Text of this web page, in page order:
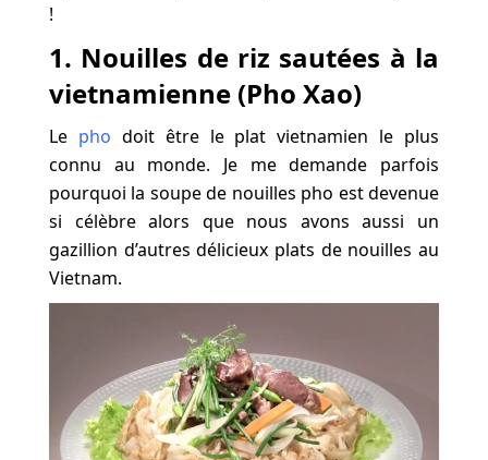
!
1. Nouilles de riz sautées à la
vietnamienne (Pho Xao)
Le pho doit être le plat vietnamien le plus
connu au monde. Je me demande parfois
pourquoi la soupe de nouilles pho est devenue
si célèbre alors que nous avons aussi un
gazillion d’autres délicieux plats de nouilles au
Vietnam.